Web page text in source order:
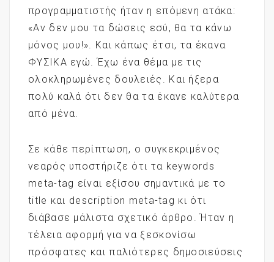
προγραμματιστής ήταν η επόμενη ατάκα:
«Αν δεν μου τα δώσεις εσύ, θα τα κάνω
μόνος μου!». Και κάπως έτσι, τα έκανα
ΦΥΣΙΚΑ εγώ. Έχω ένα θέμα με τις
ολοκληρωμένες δουλειές. Και ήξερα
πολύ καλά ότι δεν θα τα έκανε καλύτερα
από μένα.
Σε κάθε περίπτωση, ο συγκεκριμένος
νεαρός υποστήριζε ότι τα keywords
meta-tag είναι εξίσου σημαντικά με το
title και description meta-tag κι ότι
διάβασε μάλιστα σχετικό άρθρο. Ήταν η
τέλεια αφορμή για να ξεσκονίσω
πρόσφατες και παλιότερες δημοσιεύσεις